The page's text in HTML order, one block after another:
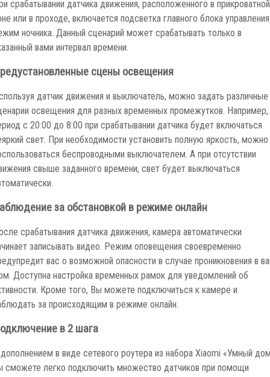
срабатывании датчика движения, расположенного в прикроватной
или в проходе, включается подсветка главного блока
ночника. Данный сценарий может срабатывать только в
вами интервал времени.
сцены освещения
датчик движения и выключатель, можно задать различные
освещения для разных временных промежутков. Например,
с 20:00 до 8:00 при срабатывании датчика будет включаться
свет. При необходимости установить полную яркость, можно
беспроводными выключателем. А при отсутствии
свыше заданного времени, свет будет выключаться
за обстановкой в режиме онлайн
срабатывания датчика движения, камера автоматически
записывать видео. Режим оповещения своевременно
вас о возможной опасности в случае проникновения в
Доступна настройка временных рамок для уведомлений об
Кроме того, Вы можете подключиться к камере и
за происходящим в режиме онлайн.
в 2 шага
в виде сетевого роутера из набора Xiaomi «Умный
сможете легко подключить множество датчиков при помощи